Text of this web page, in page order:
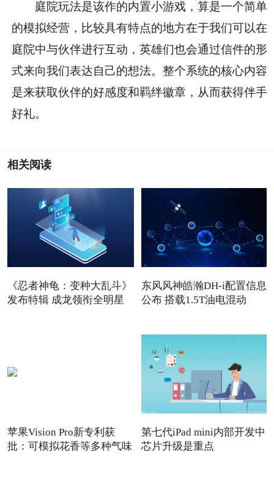
庭院玩法是该作的内置小游戏，算是一个简单
的模拟经营，比较具有特点的地方在于我们可以在
庭院中与伙伴进行互动，英雄们也会通过信件的形
式来向我们表达自己的想法。整个系统的核心内容
是来获取伙伴的好感度和羁绊徽章，从而获得伴手
好礼。
相关阅读
《忍者神龟：变种大乱斗》
发布特辑 成龙领衔全明星
东风风神皓瀚DH-i配置信息
公布 搭载1.5T油电混动
苹果Vision Pro新专利获
批：可模拟花香等多种气味
第七代iPad mini内部开发中
芯片升级是重点